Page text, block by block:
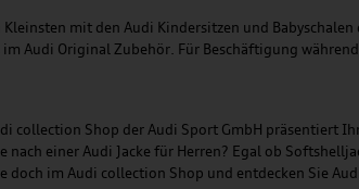
Kleinsten mit den Audi Kindersitzen und
Audi Original Zubehör. Für Beschäftigung
collection Shop der Audi Sport GmbH präsentiert
nach einer Audi Jacke für Herren? Egal ob
doch im Audi collection Shop und entdecken Sie